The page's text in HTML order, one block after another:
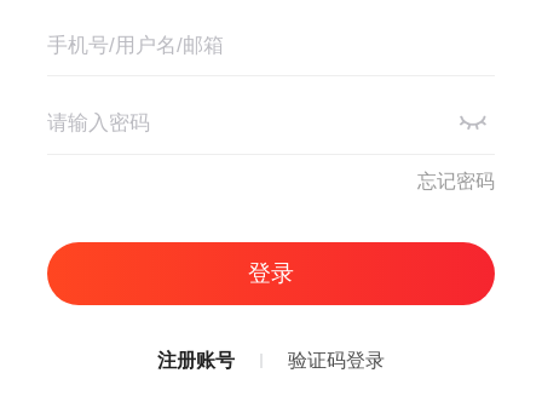
忘记密码
登录
注册账号 验证码登录